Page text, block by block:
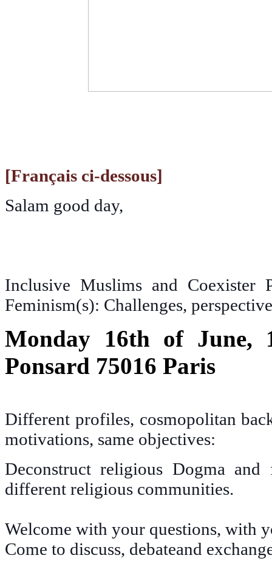
[Français ci-dessous]
Salam good day,
Inclusive Muslims and Coexister
Feminism(s): Challenges,
Monday 16th of
Ponsard 75016 Paris
Different profiles, cosmopolitan
motivations, same objectives:
Deconstruct religious Dogma
different religious communities.
Welcome with your questions, with
Come to discuss, debateand